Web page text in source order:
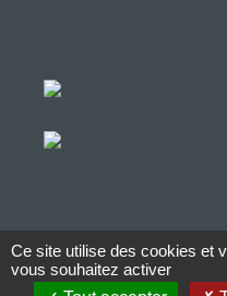
©
Ce site utilise des cookies et
vous souhaitez activer